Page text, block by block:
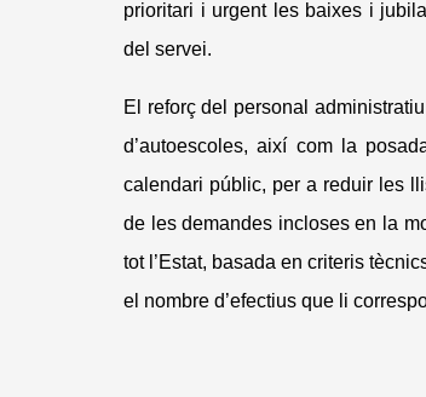
prioritari i urgent les baixes i
del servei.
El reforç del personal
d’autoescoles, així com la
calendari públic, per a reduir les
de les demandes incloses en la
tot l’Estat, basada en criteris
el nombre d’efectius que li